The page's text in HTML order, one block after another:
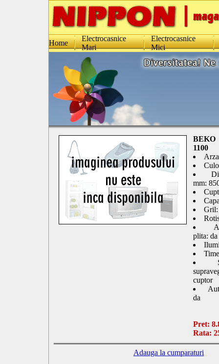
Home
Electrocasnice
Mari
Electrocasnice
Mici
1100
mm:
Gril:
plita: da
cuptor
da
Pret:
Rata:
Adauga la cumparaturi